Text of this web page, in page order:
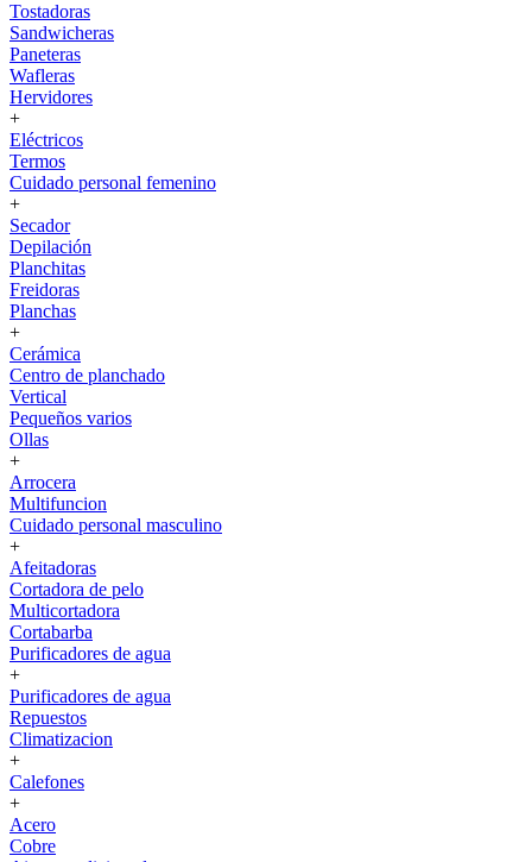
Tostadoras
Sandwicheras
Paneteras
Wafleras
Hervidores
+
Eléctricos
Termos
Cuidado personal femenino
+
Secador
Depilación
Planchitas
Freidoras
Planchas
+
Cerámica
Centro de planchado
Vertical
Pequeños varios
Ollas
+
Arrocera
Multifuncion
Cuidado personal masculino
+
Afeitadoras
Cortadora de pelo
Multicortadora
Cortabarba
Purificadores de agua
+
Purificadores de agua
Repuestos
Climatizacion
+
Calefones
+
Acero
Cobre